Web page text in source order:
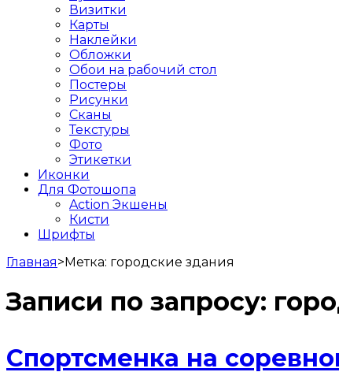
Визитки
Карты
Наклейки
Обложки
Обои на рабочий стол
Постеры
Рисунки
Сканы
Текстуры
Фото
Этикетки
Иконки
Для Фотошопа
Action Экшены
Кисти
Шрифты
Главная>Метка: городские здания
Записи по запросу:
Спортсменка на